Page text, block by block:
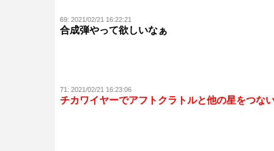
69: 2021/02/21 16:22:21
合成弾やって欲しいなぁ
71: 2021/02/21 16:23:06
チカワイヤーでアフトクラトルと他の星をつな